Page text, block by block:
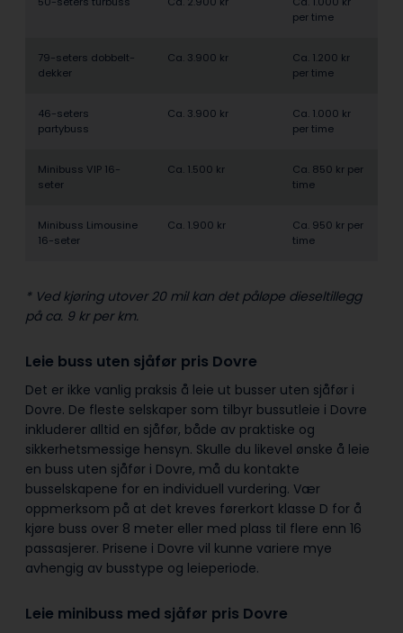
per time
79-seters dobbelt­
dekker
Ca. 3.900 kr
Ca. 1.200 kr
per time
46-seters
partybuss
Ca. 3.900 kr
Ca. 1.000 kr
per time
Minibuss VIP 16-
seter
Ca. 1.500 kr
Ca. 850 kr per
time
Minibuss Limousine
16-seter
Ca. 1.900 kr
Ca. 950 kr per
time
* Ved kjøring utover 20 mil kan det påløpe dieseltillegg
på ca. 9 kr per km.
Leie buss uten sjåfør pris Dovre
Det er ikke vanlig praksis å leie ut busser uten sjåfør i
Dovre. De fleste selskaper som tilbyr bussutleie i Dovre
inkluderer alltid en sjåfør, både av praktiske og
sikkerhetsmessige hensyn. Skulle du likevel ønske å leie
en buss uten sjåfør i Dovre, må du kontakte
busselskapene for en individuell vurdering. Vær
oppmerksom på at det kreves førerkort klasse D for å
kjøre buss over 8 meter eller med plass til flere enn 16
passasjerer. Prisene i Dovre vil kunne variere mye
avhengig av busstype og leieperiode.
Leie minibuss med sjåfør pris Dovre